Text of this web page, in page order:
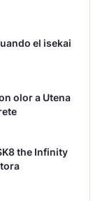
el isekai
olor a Utena
the Infinity